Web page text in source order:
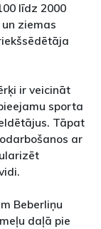
līdz 2000
ziemas
ir veicināt
sporta
Tāpat
ar
Beberliņu
daļā pie